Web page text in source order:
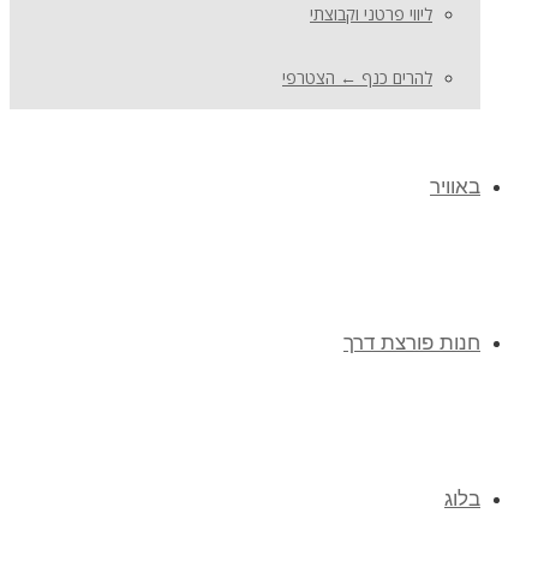
ליווי פרטני וקבוצתי
להרים כנף ← הצטרפי
באוויר
חנות פורצת דרך
בלוג